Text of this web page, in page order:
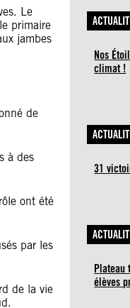
Le
primaire
jambes
de
à des
ont été
par les
de la vie
Nos
climat !
31
Plateau
élèves